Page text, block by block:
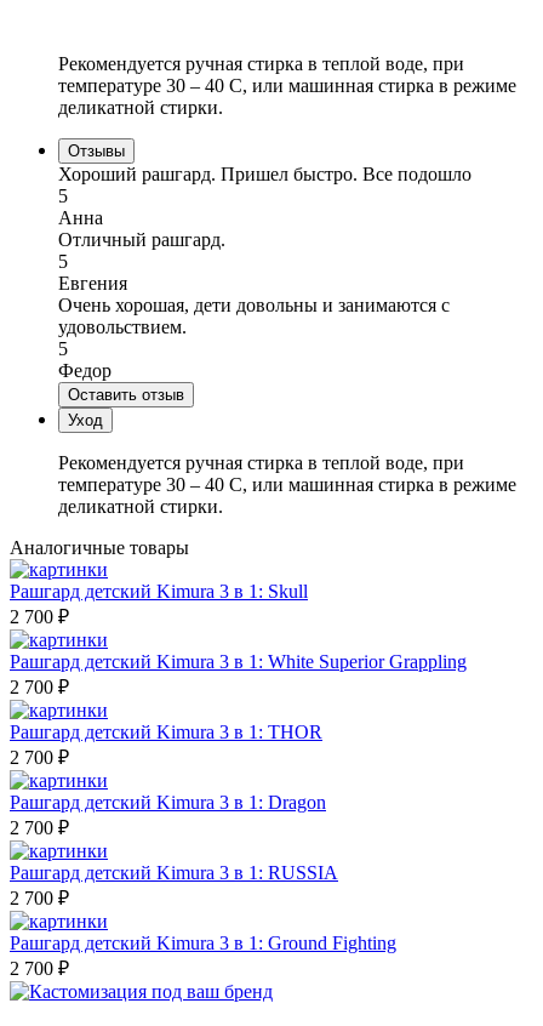
Рекомендуется ручная стирка в теплой воде, при
температуре 30 – 40 C, или машинная стирка в режиме
деликатной стирки.
Отзывы
Хороший рашгард. Пришел быстро. Все подошло
5
Анна
Отличный рашгард.
5
Евгения
Очень хорошая, дети довольны и занимаются с
удовольствием.
5
Федор
Оставить отзыв
Уход
Рекомендуется ручная стирка в теплой воде, при
температуре 30 – 40 C, или машинная стирка в режиме
деликатной стирки.
Аналогичные товары
Рашгард детский Kimura 3 в 1: Skull
2 700 ₽
Рашгард детский Kimura 3 в 1: White Superior Grappling
2 700 ₽
Рашгард детский Kimura 3 в 1: THOR
2 700 ₽
Рашгард детский Kimura 3 в 1: Dragon
2 700 ₽
Рашгард детский Kimura 3 в 1: RUSSIA
2 700 ₽
Рашгард детский Kimura 3 в 1: Ground Fighting
2 700 ₽